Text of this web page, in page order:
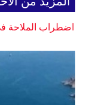
اضطراب الملاحة